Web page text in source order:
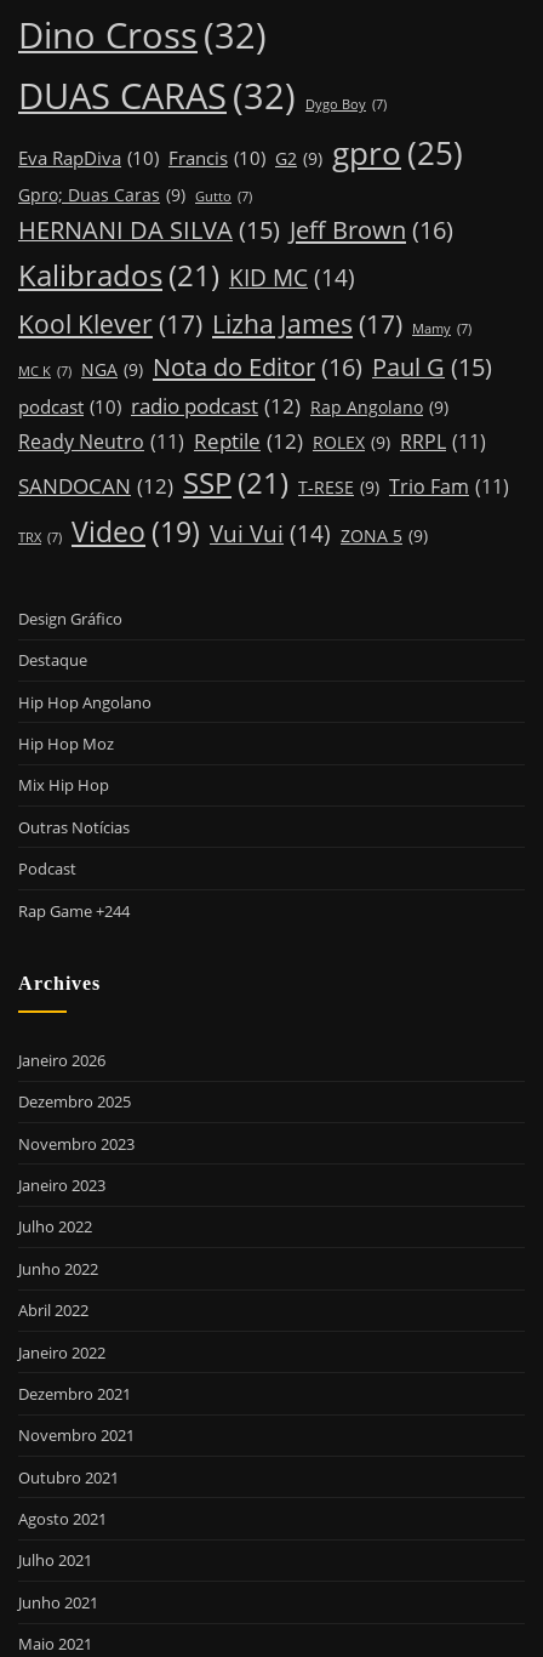
Dino Cross(32)
DUAS CARAS(32) Dygo Boy (7)
Eva RapDiva (10) Francis (10) G2 (9) gpro(25)
Gpro; Duas Caras (9) Gutto (7)
HERNANI DA SILVA(15) Jeff Brown (16)
Kalibrados(21) KID MC (14)
Kool Klever (17) Lizha James (17) Mamy (7)
MC K (7) NGA (9) Nota do Editor(16) Paul G (15)
podcast (10) radio podcast (12) Rap Angolano (9)
Ready Neutro (11) Reptile (12) ROLEX (9) RRPL (11)
SANDOCAN (12) SSP(21) T-RESE (9) Trio Fam (11)
TRX (7) Video (19) Vui Vui (14) ZONA 5 (9)
Design Gráfico
Destaque
Hip Hop Angolano
Hip Hop Moz
Mix Hip Hop
Outras Notícias
Podcast
Rap Game +244
Archives
Janeiro 2026
Dezembro 2025
Novembro 2023
Janeiro 2023
Julho 2022
Junho 2022
Abril 2022
Janeiro 2022
Dezembro 2021
Novembro 2021
Outubro 2021
Agosto 2021
Julho 2021
Junho 2021
Maio 2021